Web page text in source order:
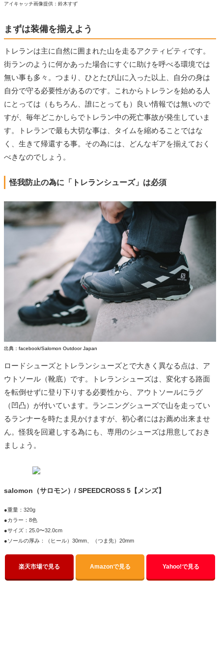
アイキャッチ画像提供：鈴木すず
まずは装備を揃えよう
トレランは主に自然に囲まれた山を走るアクティビティです。
街ランのように何かあった場合にすぐに助けを呼べる環境では
無い事も多々。つまり、ひとたび山に入った以上、自分の身は
自分で守る必要性があるのです。これからトレランを始める人
にとっては（もちろん、誰にとっても）良い情報では無いので
すが、毎年どこかしらでトレラン中の死亡事故が発生していま
す。トレランで最も大切な事は、タイムを縮めることではな
く、生きて帰還する事。その為には、どんなギアを揃えておく
べきなのでしょう。
怪我防止の為に「トレランシューズ」は必須
出典：facebook/Salomon Outdoor Japan
ロードシューズとトレランシューズとで大きく異なる点は、ア
ウトソール（靴底）です。トレランシューズは、変化する路面
を転倒せずに登り下りする必要性から、アウトソールにラグ
（凹凸）が付いています。ランニングシューズで山を走ってい
るランナーを時たま見かけますが、初心者にはお薦め出来ませ
ん。怪我を回避しする為にも、専用のシューズは用意しておき
ましょう。
salomon（サロモン）/ SPEEDCROSS 5【メンズ】
●重量：320g
●カラー：8色
●サイズ：25.0〜32.0cm
●ソールの厚み：（ヒール）30mm、（つま先）20mm
楽天市場で見る Amazonで見る Yahoo!で見る